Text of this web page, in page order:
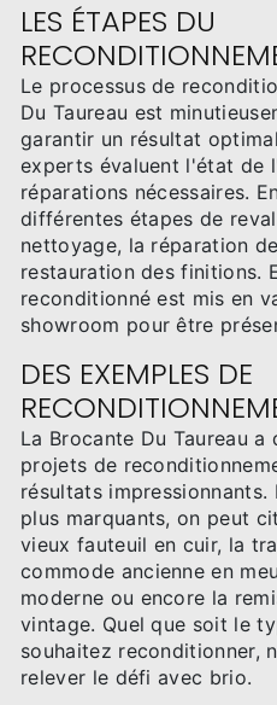
LES ÉTAPES DU
Le processus de
Du Taureau est
garantir un résultat
experts évaluent l'état de
réparations nécessaires.
différentes étapes de
nettoyage, la réparation
restauration des finitions.
reconditionné est mis en
showroom pour être
DES EXEMPLES DE
La Brocante Du Taureau
projets de
résultats impressionnants.
plus marquants, on peut
vieux fauteuil en cuir, la
commode ancienne en
moderne ou encore la
vintage. Quel que soit le
souhaitez reconditionner,
relever le défi avec brio.